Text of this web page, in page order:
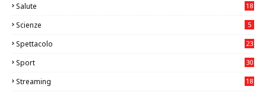
Salute
18
Scienze 5
Spettacolo 23
Sport
30
Streaming 18